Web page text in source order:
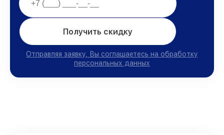
Получить скидку
Отправляя заявку, Вы соглашаетесь на обработку
персональных данных